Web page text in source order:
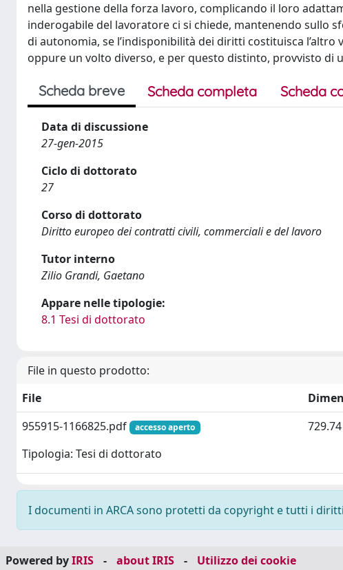
nella gestione della forza lavoro, complicando il loro
inderogabile del lavoratore ci si chiede, mantenendo sullo
di autonomia, se l’indisponibilità dei diritti costituisca
oppure un volto diverso, e per questo distinto, provvisto di
Scheda breve Scheda completa Scheda
Data di discussione
27-gen-2015
Ciclo di dottorato
27
Corso di dottorato
Diritto europeo dei contratti civili, commerciali e del lavoro
Tutor interno
Zilio Grandi, Gaetano
Appare nelle tipologie:
8.1 Tesi di dottorato
File in questo prodotto:
File
955915-1166825.pdf
accesso aperto
Tipologia: Tesi di dottorato
I documenti in ARCA sono protetti da copyright e tutti i
Powered byIRIS - about IRIS - Utilizzo dei cookie